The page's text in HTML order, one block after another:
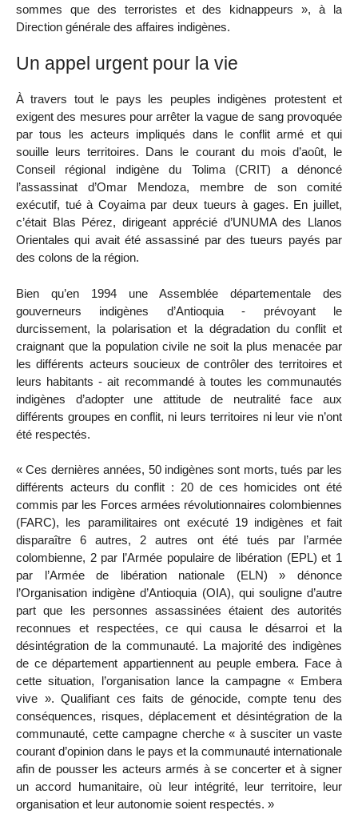
sommes que des terroristes et des kidnappeurs », à la
Direction générale des affaires indigènes.
Un appel urgent pour la vie
À travers tout le pays les peuples indigènes protestent et
exigent des mesures pour arrêter la vague de sang provoquée
par tous les acteurs impliqués dans le conflit armé et qui
souille leurs territoires. Dans le courant du mois d’août, le
Conseil régional indigène du Tolima (CRIT) a dénoncé
l’assassinat d’Omar Mendoza, membre de son comité
exécutif, tué à Coyaima par deux tueurs à gages. En juillet,
c’était Blas Pérez, dirigeant apprécié d’UNUMA des Llanos
Orientales qui avait été assassiné par des tueurs payés par
des colons de la région.
Bien qu’en 1994 une Assemblée départementale des
gouverneurs indigènes d’Antioquia - prévoyant le
durcissement, la polarisation et la dégradation du conflit et
craignant que la population civile ne soit la plus menacée par
les différents acteurs soucieux de contrôler des territoires et
leurs habitants - ait recommandé à toutes les communautés
indigènes d’adopter une attitude de neutralité face aux
différents groupes en conflit, ni leurs territoires ni leur vie n’ont
été respectés.
« Ces dernières années, 50 indigènes sont morts, tués par les
différents acteurs du conflit : 20 de ces homicides ont été
commis par les Forces armées révolutionnaires colombiennes
(FARC), les paramilitaires ont exécuté 19 indigènes et fait
disparaître 6 autres, 2 autres ont été tués par l’armée
colombienne, 2 par l’Armée populaire de libération (EPL) et 1
par l’Armée de libération nationale (ELN) » dénonce
l’Organisation indigène d’Antioquia (OIA), qui souligne d’autre
part que les personnes assassinées étaient des autorités
reconnues et respectées, ce qui causa le désarroi et la
désintégration de la communauté. La majorité des indigènes
de ce département appartiennent au peuple embera. Face à
cette situation, l’organisation lance la campagne « Embera
vive ». Qualifiant ces faits de génocide, compte tenu des
conséquences, risques, déplacement et désintégration de la
communauté, cette campagne cherche « à susciter un vaste
courant d’opinion dans le pays et la communauté internationale
afin de pousser les acteurs armés à se concerter et à signer
un accord humanitaire, où leur intégrité, leur territoire, leur
organisation et leur autonomie soient respectés. »